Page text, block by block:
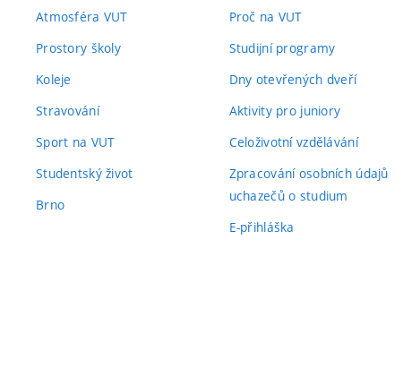
Atmosféra VUT
Prostory školy
Koleje
Stravování
Sport na VUT
Studentský život
Brno
Proč na VUT
Studijní programy
Dny otevřených dveří
Aktivity pro juniory
Celoživotní vzdělávání
Zpracování osobních údajů
uchazečů o studium
E-přihláška